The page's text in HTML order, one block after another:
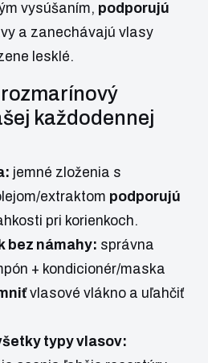
vysúšaním, podporujú
a zanechávajú vlasy
lesklé.
každodennej
jemné zloženia s
extraktom podporujú
pri korienkoch.
bez námahy: správna
+ kondicionér/maska
vlasové vlákno a uľahčiť
typy vlasov: